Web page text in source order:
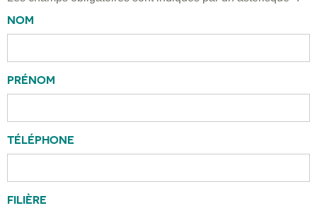
NOM
PRÉNOM
TÉLÉPHONE
FILIÈRE